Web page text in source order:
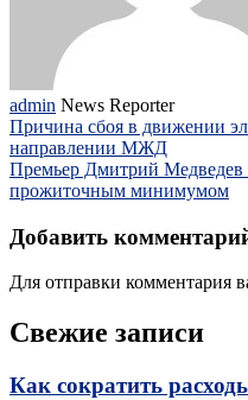
admin News Reporter
Причина сбоя в движении
направлении МЖД
Премьер Дмитрий
прожиточным минимумом
Добавить
Для отправки комментария
Свежие записи
Как сократить